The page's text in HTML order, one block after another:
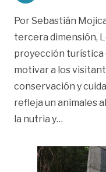
Por Sebastián
tercera dimensión,
proyección turística
motivar a los
conservación y
refleja un animales
la nutria y…